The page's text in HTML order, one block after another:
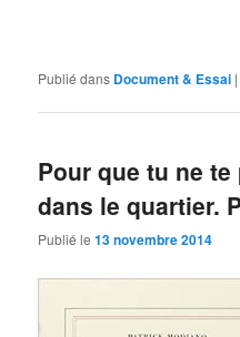
Publié dans Document & Essai |
Pour que tu ne
dans le quartier.
Publié le13 novembre 2014